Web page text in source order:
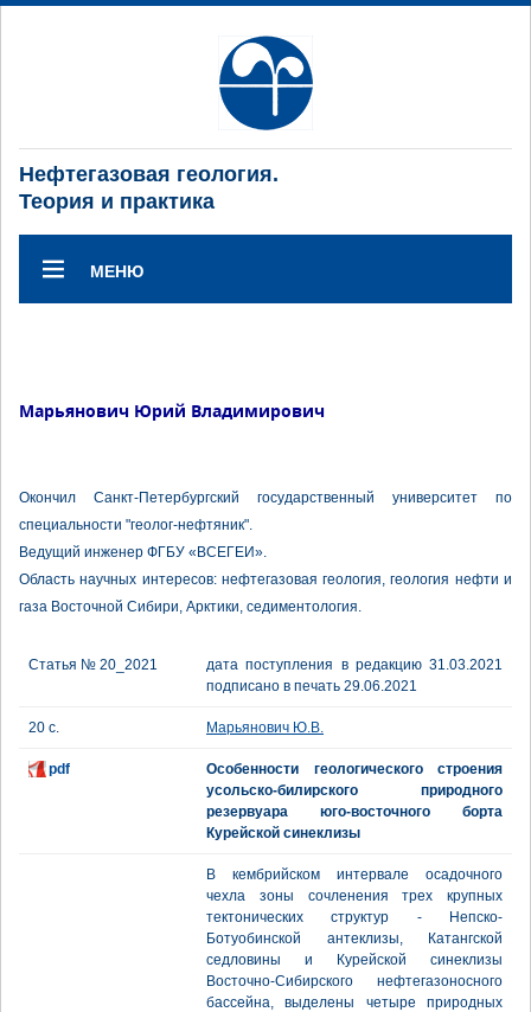
Нефтегазовая геология.
Теория и практика
МЕНЮ
Марьянович Юрий Владимирович
Окончил Санкт-Петербургский государственный университет по
специальности "геолог-нефтяник".
Ведущий инженер ФГБУ «ВСЕГЕИ».
Область научных интересов: нефтегазовая геология, геология нефти и
газа Восточной Сибири, Арктики, седиментология.
Статья № 20_2021
дата поступления в редакцию 31.03.2021
подписано в печать 29.06.2021
20 с. Марьянович Ю.В.
pdf
Особенности геологического строения
усольско-билирского природного
резервуара юго-восточного борта
Курейской синеклизы
В кембрийском интервале осадочного
чехла зоны сочленения трех крупных
тектонических структур - Непско-
Ботуобинской антеклизы, Катангской
седловины и Курейской синеклизы
Восточно-Сибирского нефтегазоносного
бассейна, выделены четыре природных